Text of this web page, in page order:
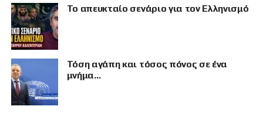
Το απευκταίο σενάριο για τον Ελληνισμό
Τόση αγάπη και τόσος πόνος σε ένα
μνήμα…